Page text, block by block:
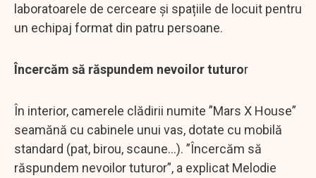
laboratoarele de cerceare și spațiile de locuit pentru
un echipaj format din patru persoane.
Încercăm să răspundem nevoilor tuturor
În interior, camerele clădirii numite ”Mars X House”
seamănă cu cabinele unui vas, dotate cu mobilă
standard (pat, birou, scaune...). ”Încercăm să
răspundem nevoilor tuturor”, a explicat Melodie